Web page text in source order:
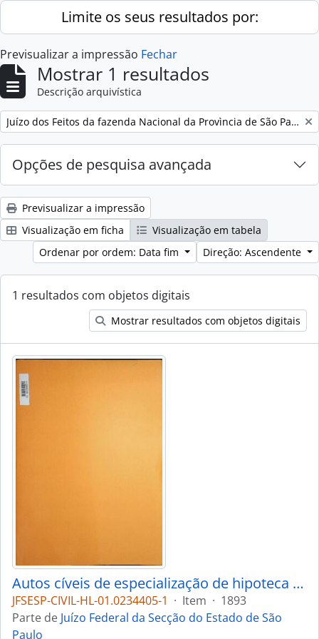
Skip to main contentLimite os seus resultados por:
Previsualizar a impressão Fechar
Mostrar 1 resultados
Descrição arquivística
Remove filter: Juízo dos Feitos da fazenda Nacional da Provìncia de São Paulo
Opções de pesquisa avançada
Previsualizar a impressão
Visualização em ficha
Visualização em tabela
Ordenar por ordem: Data fim
Direção: Ascendente
1 resultados com objetos digitais
Mostrar resultados com objetos digitais
Autos cíveis de especialização de hipoteca legal
JFSESP-CIVIL-HL-01.0234405-1 · Item · 1893
Parte de Juízo Federal da Secção do Estado de São
Paulo